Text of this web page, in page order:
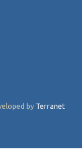
by Terranet